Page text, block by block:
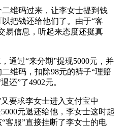
维码过来，让李女士提到钱
把钱还给他们了。由于“客
易信息，听起来态度还挺真
过“来分期”提现5000元，并
维码，扣除98元的裤子“理赔
还”了4902元。
要求李女士进入支付宝中
元退还给他，李女士这时起
客服”直接挂断了李女士的电